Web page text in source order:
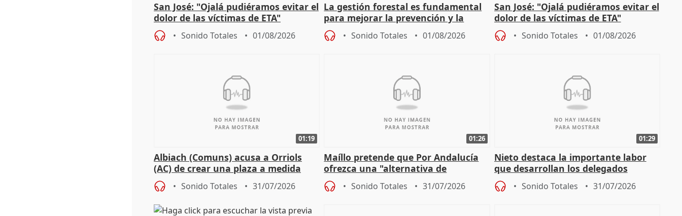
San José: "Ojalá pudiéramos evitar el
dolor de las víctimas de ETA"
Sonido Totales 01/08/2026
La gestión forestal es fundamental
para mejorar la prevención y la
actuación frente a incendios
Sonido Totales 01/08/2026
San José: "Ojalá pudiéramos evitar el
dolor de las víctimas de ETA"
Sonido Totales 01/08/2026
01:19
Albiach (Comuns) acusa a Orriols
(AC) de crear una plaza a medida
para su hija en Ripoll (Girona)
Sonido Totales 31/07/2026
01:26
Maíllo pretende que Por Andalucía
ofrezca una "alternativa de
gobierno" con su labor de oposición
Sonido Totales 31/07/2026
01:29
Nieto destaca la importante labor
que desarrollan los delegados
territoriales de la Junta
Sonido Totales 31/07/2026